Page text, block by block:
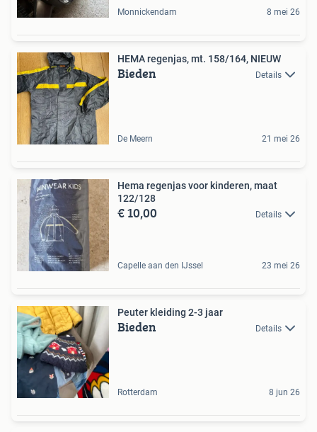
Monnickendam 8 mei 26
HEMA regenjas, mt. 158/164, NIEUW
Bieden Details
De Meern 21 mei 26
Hema regenjas voor kinderen, maat
122/128
€ 10,00 Details
Capelle aan den IJssel 23 mei 26
Peuter kleiding 2-3 jaar
Bieden Details
Rotterdam 8 jun 26